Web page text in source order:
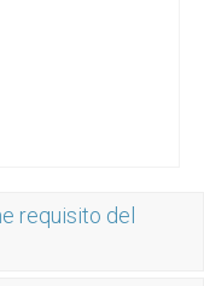
requisito del